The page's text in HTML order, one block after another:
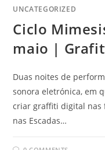
UNCATEGORIZED
Ciclo
maio |
Duas noites de
sonora eletrónica, em
criar graffiti digital nas
nas Escadas…